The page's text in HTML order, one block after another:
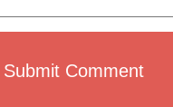
Submit Comment